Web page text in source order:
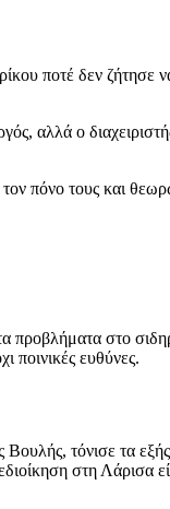
ποτέ δεν ζήτησε
αλλά ο
πόνο τους και
προβλήματα στο
ποινικές ευθύνες.
τόνισε τα
στη Λάρισα